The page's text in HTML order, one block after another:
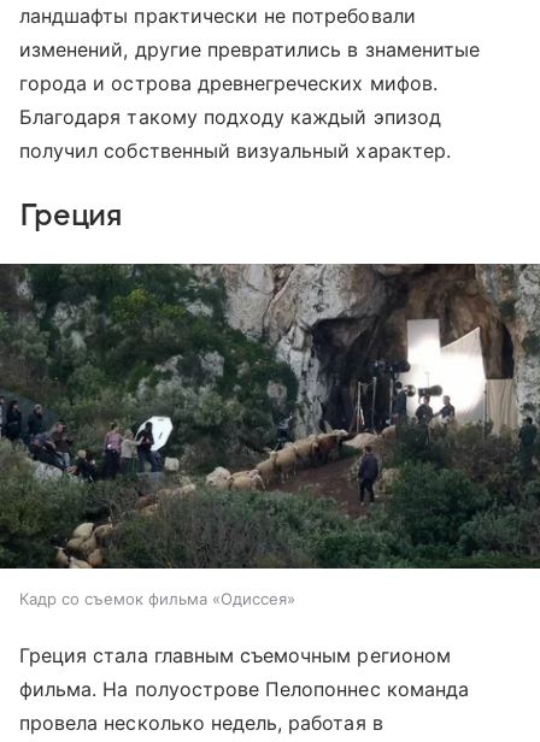
ландшафты практически не потребовали
изменений, другие превратились в знаменитые
города и острова древнегреческих мифов.
Благодаря такому подходу каждый эпизод
получил собственный визуальный характер.
Греция
Кадр со съемок фильма «Одиссея»
Греция стала главным съемочным регионом
фильма. На полуострове Пелопоннес команда
провела несколько недель, работая в